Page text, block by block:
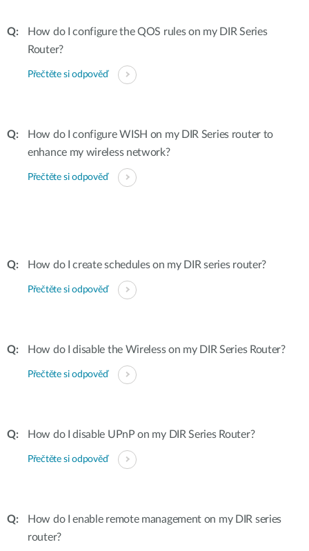
How do I configure the QOS rules on my DIR Series
Router?
Přečtěte si odpověď
How do I configure WISH on my DIR Series router to
enhance my wireless network?
Přečtěte si odpověď
How do I create schedules on my DIR series router?
Přečtěte si odpověď
How do I disable the Wireless on my DIR Series Router?
Přečtěte si odpověď
How do I disable UPnP on my DIR Series Router?
Přečtěte si odpověď
How do I enable remote management on my DIR series
router?